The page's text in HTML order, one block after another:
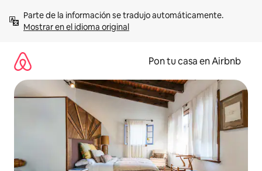
contenidoMostrar en el idioma original
Pon tu casa en Airbnb